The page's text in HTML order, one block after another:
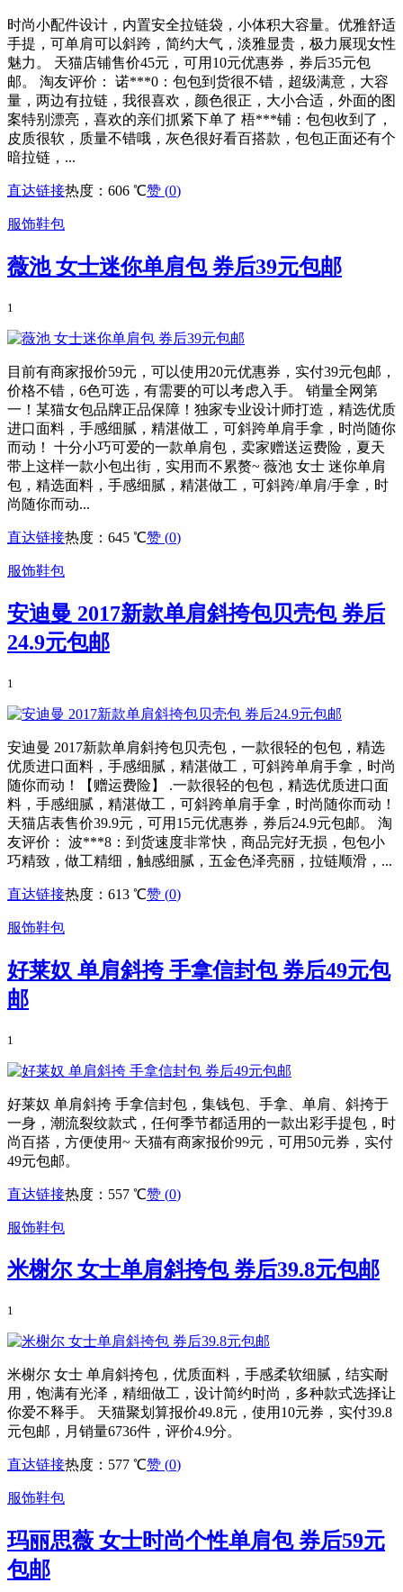
时尚小配件设计，内置安全拉链袋，小体积大容量。优雅舒适
手提，可单肩可以斜跨，简约大气，淡雅显贵，极力展现女性
魅力。 天猫店铺售价45元，可用10元优惠券，券后35元包
邮。 淘友评价： 诺***0：包包到货很不错，超级满意，大容
量，两边有拉链，我很喜欢，颜色很正，大小合适，外面的图
案特别漂亮，喜欢的亲们抓紧下单了 梧***铺：包包收到了，
皮质很软，质量不错哦，灰色很好看百搭款，包包正面还有个
暗拉链，...
直达链接热度：606 ℃赞 (0)
服饰鞋包
薇池 女士迷你单肩包 券后39元包邮
1
目前有商家报价59元，可以使用20元优惠券，实付39元包邮，
价格不错，6色可选，有需要的可以考虑入手。 销量全网第
一！某猫女包品牌正品保障！独家专业设计师打造，精选优质
进口面料，手感细腻，精湛做工，可斜跨单肩手拿，时尚随你
而动！ 十分小巧可爱的一款单肩包，卖家赠送运费险，夏天
带上这样一款小包出街，实用而不累赘~ 薇池 女士 迷你单肩
包，精选面料，手感细腻，精湛做工，可斜跨/单肩/手拿，时
尚随你而动...
直达链接热度：645 ℃赞 (0)
服饰鞋包
安迪曼 2017新款单肩斜挎包贝壳包 券后
24.9元包邮
1
安迪曼 2017新款单肩斜挎包贝壳包，一款很轻的包包，精选
优质进口面料，手感细腻，精湛做工，可斜跨单肩手拿，时尚
随你而动！【赠运费险】 .一款很轻的包包，精选优质进口面
料，手感细腻，精湛做工，可斜跨单肩手拿，时尚随你而动！
天猫店表售价39.9元，可用15元优惠券，券后24.9元包邮。 淘
友评价： 波***8：到货速度非常快，商品完好无损，包包小
巧精致，做工精细，触感细腻，五金色泽亮丽，拉链顺滑，...
直达链接热度：613 ℃赞 (0)
服饰鞋包
好莱奴 单肩斜挎 手拿信封包 券后49元包
邮
1
好莱奴 单肩斜挎 手拿信封包，集钱包、手拿、单肩、斜挎于
一身，潮流裂纹款式，任何季节都适用的一款出彩手提包，时
尚百搭，方便使用~ 天猫有商家报价99元，可用50元券，实付
49元包邮。
直达链接热度：557 ℃赞 (0)
服饰鞋包
米榭尔 女士单肩斜挎包 券后39.8元包邮
1
米榭尔 女士 单肩斜挎包，优质面料，手感柔软细腻，结实耐
用，饱满有光泽，精细做工，设计简约时尚，多种款式选择让
你爱不释手。 天猫聚划算报价49.8元，使用10元券，实付39.8
元包邮，月销量6736件，评价4.9分。
直达链接热度：577 ℃赞 (0)
服饰鞋包
玛丽思薇 女士时尚个性单肩包 券后59元
包邮